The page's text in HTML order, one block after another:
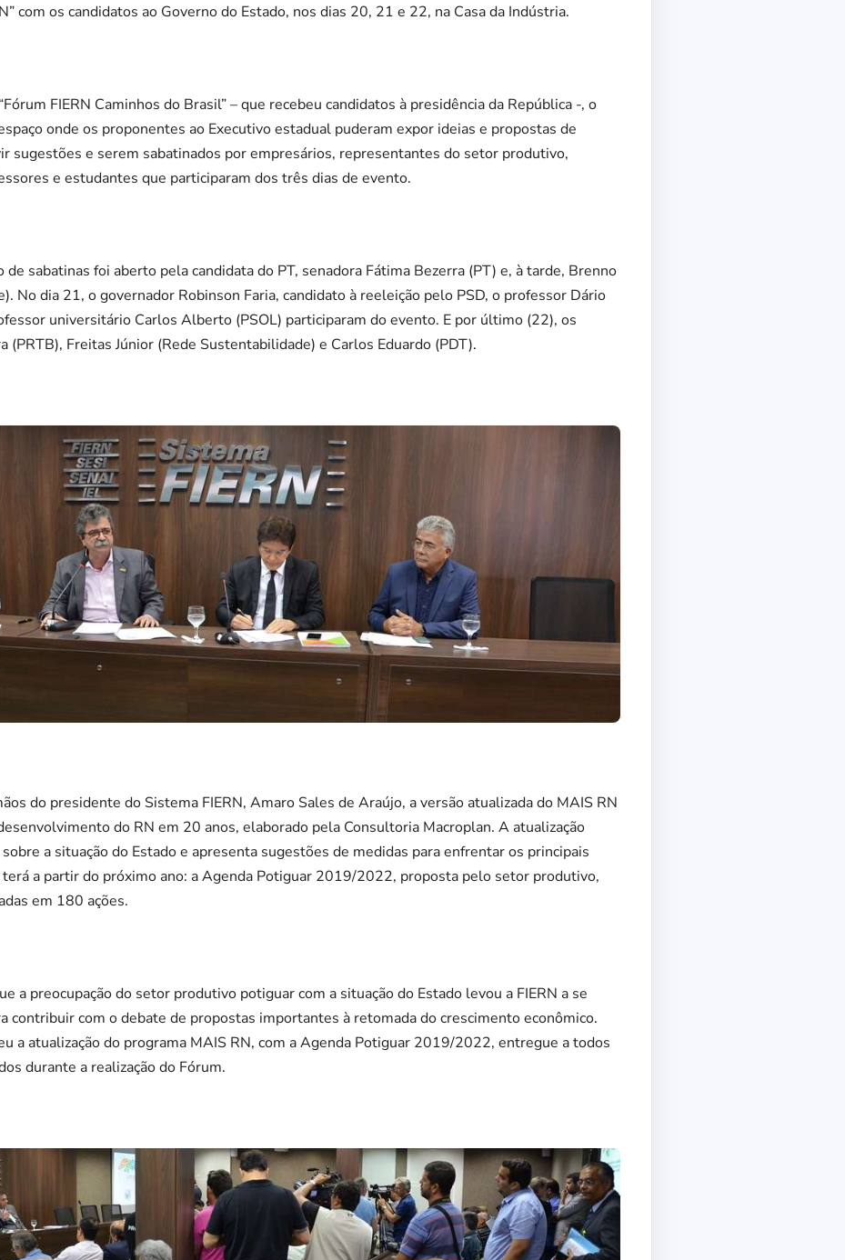
com os candidatos ao Governo do Estado, nos dias 20, 21 e 22, na Casa da Indústria.
FIERN Caminhos do Brasil” – que recebeu candidatos à presidência da República -, o
onde os proponentes ao Executivo estadual puderam expor ideias e propostas de
sugestões e serem sabatinados por empresários, representantes do setor produtivo,
e estudantes que participaram dos três dias de evento.
sabatinas foi aberto pela candidata do PT, senadora Fátima Bezerra (PT) e, à tarde, Brenno
No dia 21, o governador Robinson Faria, candidato à reeleição pelo PSD, o professor Dário
universitário Carlos Alberto (PSOL) participaram do evento. E por último (22), os
(PRTB), Freitas Júnior (Rede Sustentabilidade) e Carlos Eduardo (PDT).
do presidente do Sistema FIERN, Amaro Sales de Araújo, a versão atualizada do MAIS RN
do RN em 20 anos, elaborado pela Consultoria Macroplan. A atualização
a situação do Estado e apresenta sugestões de medidas para enfrentar os principais
a partir do próximo ano: a Agenda Potiguar 2019/2022, proposta pelo setor produtivo,
em 180 ações.
a preocupação do setor produtivo potiguar com a situação do Estado levou a FIERN a se
contribuir com o debate de propostas importantes à retomada do crescimento econômico.
a atualização do programa MAIS RN, com a Agenda Potiguar 2019/2022, entregue a todos
durante a realização do Fórum.